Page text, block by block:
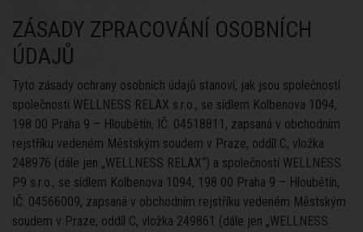
ZÁSADY ZPRACOVÁNÍ OSOBNÍCH
ÚDAJŮ
Tyto zásady ochrany osobních údajů stanoví, jak jsou společností
společnosti WELLNESS RELAX s.r.o., se sídlem Kolbenova 1094,
198 00 Praha 9 – Hloubětín, IČ: 04518811, zapsaná v obchodním
rejstříku vedeném Městským soudem v Praze, oddíl C, vložka
248976 (dále jen „WELLNESS RELAX“) a společností WELLNESS
P9 s.r.o., se sídlem Kolbenova 1094, 198 00 Praha 9 – Hloubětín,
IČ: 04566009, zapsaná v obchodním rejstříku vedeném Městským
soudem v Praze, oddíl C, vložka 249861 (dále jen „WELLNESS